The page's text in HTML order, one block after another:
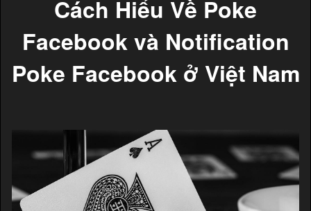
Cách Hiểu Về Poke
Facebook và Notification
Poke Facebook ở Việt Nam